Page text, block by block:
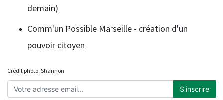
demain)
Comm'un Possible Marseille - création d'un
pouvoir citoyen
Crédit photo: Shannon
S'inscrire